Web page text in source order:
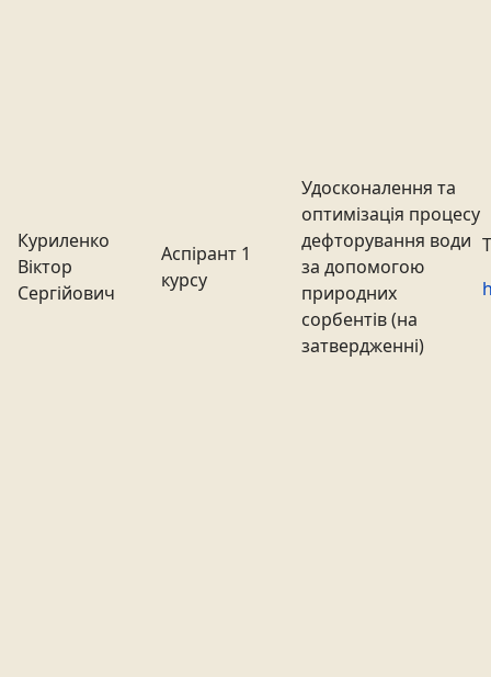
Куриленко
Віктор
Сергійович
Аспірант 1
курсу
Удосконалення та
оптимізація процесу
дефторування води
за допомогою
природних
сорбентів (на
затвердженні)